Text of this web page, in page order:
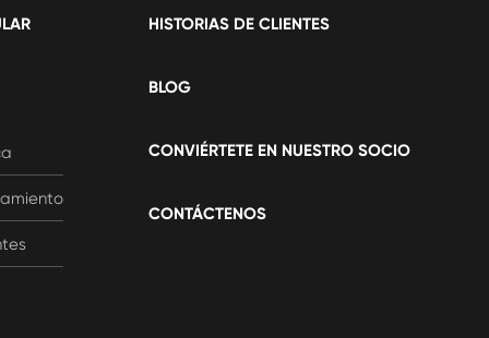
HISTORIAS DE CLIENTES
BLOG
CONVIÉRTETE EN NUESTRO SOCIO
CONTÁCTENOS